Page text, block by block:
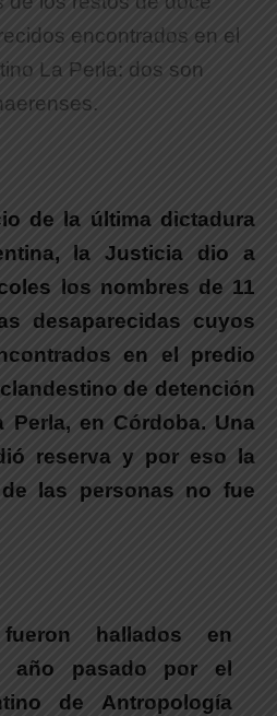
encontrados en el
La Perla: dos son
de la última dictadura
la Justicia dio a
los nombres de 11
desaparecidas cuyos
en el predio
de detención
Perla, en Córdoba. Una
reserva y por eso la
las personas no fue
hallados en
año pasado por el
de Antropología